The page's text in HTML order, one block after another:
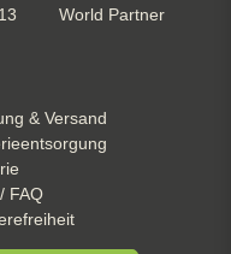
World Partner
& Versand
FAQ